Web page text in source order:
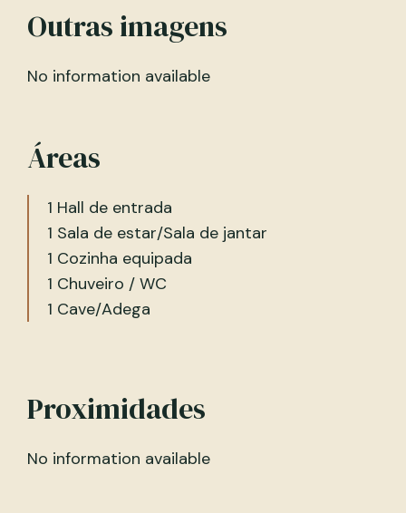
Outras imagens
No information available
Áreas
1 Hall de entrada
1 Sala de estar/Sala de jantar
1 Cozinha equipada
1 Chuveiro / WC
1 Cave/Adega
Proximidades
No information available